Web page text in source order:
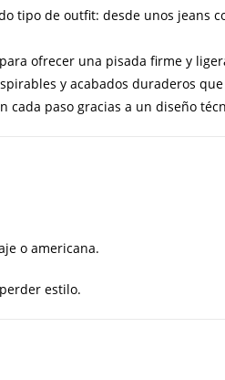
tipo de outfit: desde unos jeans
ofrecer una pisada firme y
y acabados duraderos
cada paso gracias a un diseño
o americana.
estilo.